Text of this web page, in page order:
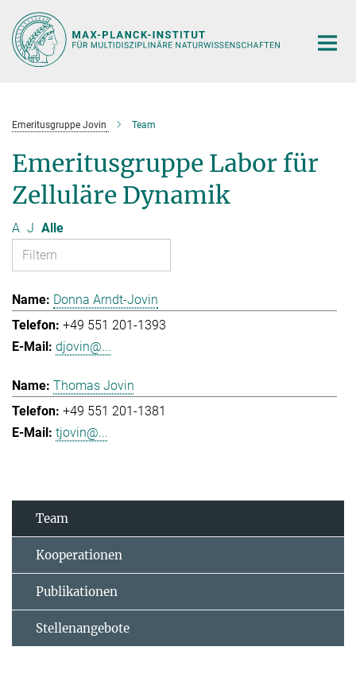
Hauptinhalt
Emeritusgruppe Jovin Team
Emeritusgruppe Labor für
Zelluläre Dynamik
A J Alle
Donna Arndt-Jovin
+49 551 201-1393
djovin@...
Thomas Jovin
+49 551 201-1381
tjovin@...
Team
Kooperationen
Publikationen
Stellenangebote